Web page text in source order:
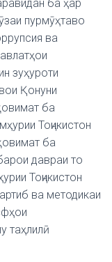
ба ҳар
пурмӯҳтаво
ва
зуҳуроти
Қонуни
ба
Тоҷикистон
ба
давраи то
Тоҷикистон
ва методикаи
таҳлилӣ